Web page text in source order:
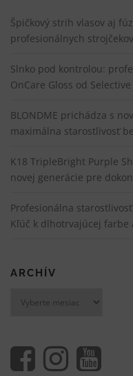
Špičkový strih vlasov aj
profesionálnych
Slnko pod kontrolou:
OnCare Gloss od
BLONDME prichádza s
maximálna starostlivosť
K18 TripleBright Purple
novej generácie pre
Profesionálna
Kľúč k dlhotrvajúcej farbe
ARCHÍV